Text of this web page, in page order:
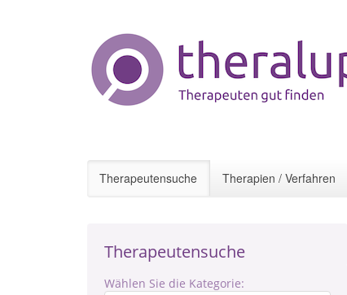
Therapeutensuche Therapien / Verfahren
Therapeutensuche
Wählen Sie die Kategorie: